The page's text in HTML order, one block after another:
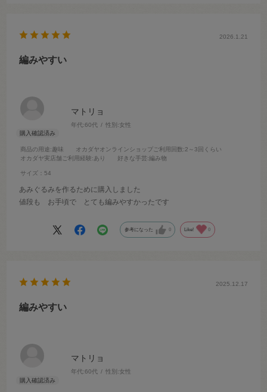
マトリョ
年代:60代 性別:女性
商品の用途:趣味 オカダヤオンラインショップご利用回数:2～3回くらい
オカダヤ実店舗ご利用経験:あり 好きな手芸:編み物
サイズ：54
2026.1.21
編みやすい
あみぐるみを作るために購入しました
値段も お手頃で とても編みやすかったです
参考になった 0 Like! 0
マトリョ
年代:60代 性別:女性
2025.12.17
編みやすい